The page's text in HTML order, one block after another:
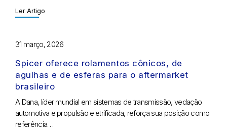
Ler Artigo
31 março, 2026
Spicer oferece rolamentos cônicos, de
agulhas e de esferas para o aftermarket
brasileiro
A Dana, líder mundial em sistemas de transmissão, vedação
automotiva e propulsão eletrificada, reforça sua posição como
referência…